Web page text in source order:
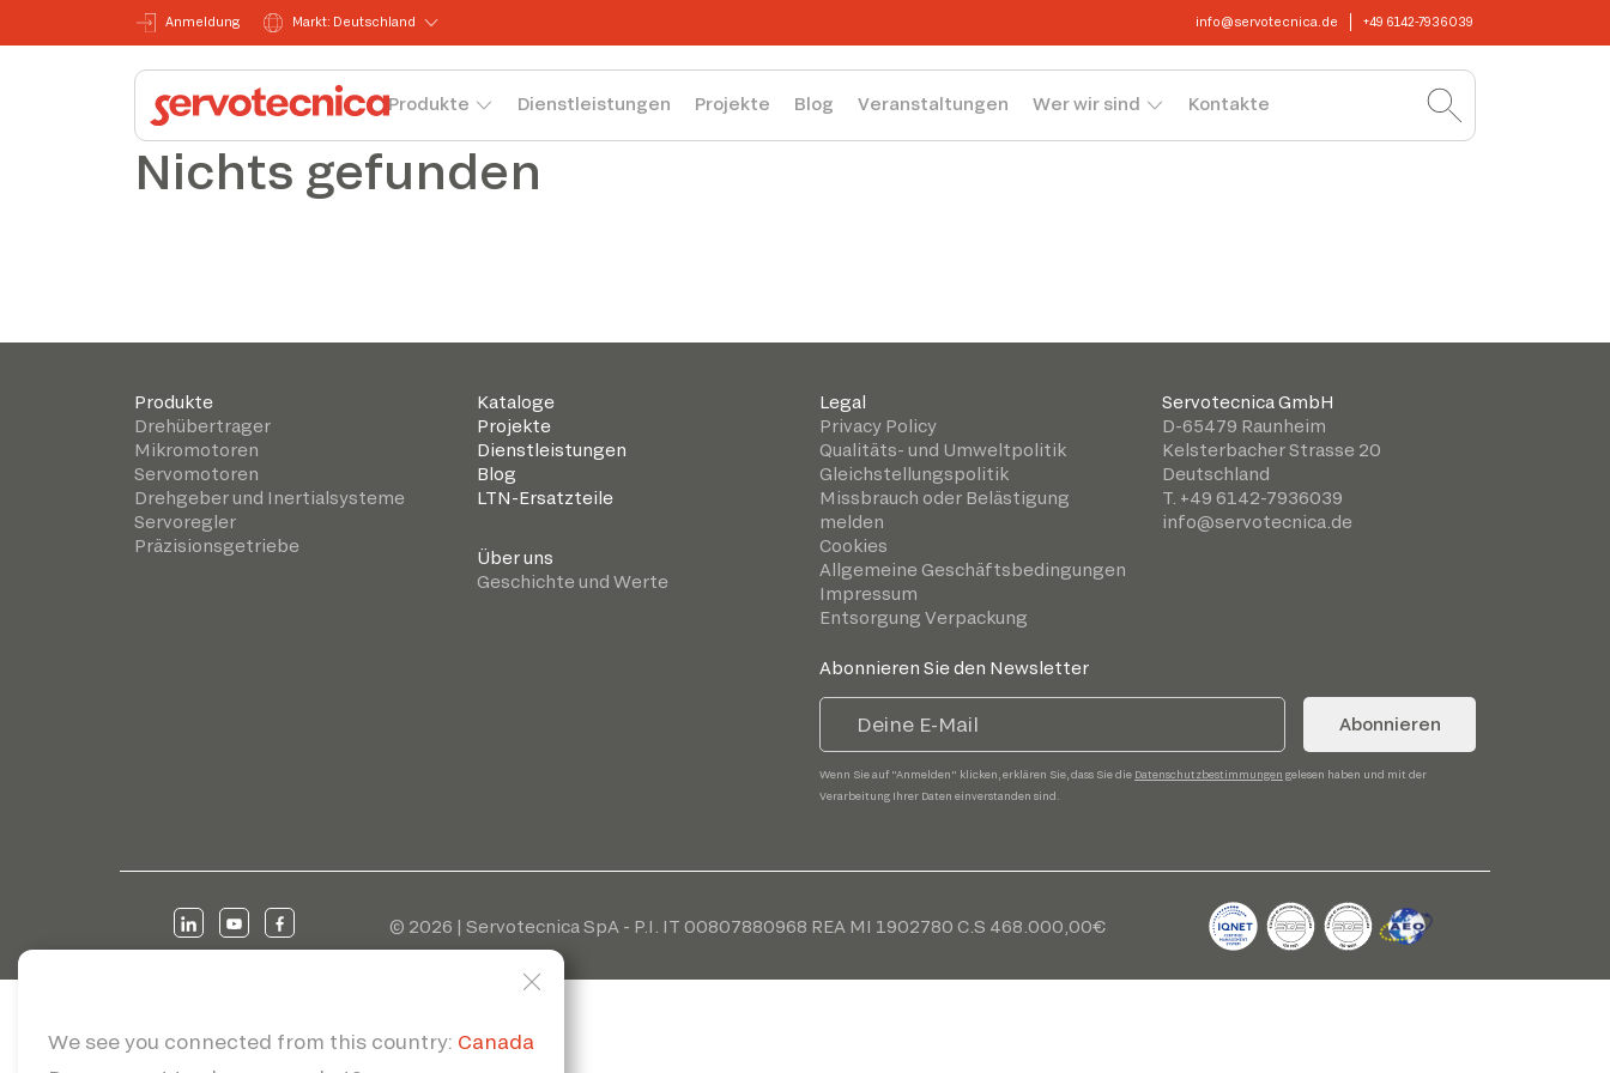
Anmeldung Markt: Deutschland info@servotecnica.de +49 6142-7936039
Produkte Dienstleistungen Projekte Blog Veranstaltungen Wer wir sind Kontakte
Nichts gefunden
Produkte
Drehübertrager
Mikromotoren
Servomotoren
Drehgeber und Inertialsysteme
Servoregler
Präzisionsgetriebe
Kataloge
Projekte
Dienstleistungen
Blog
LTN-Ersatzteile
Über uns
Geschichte und Werte
Legal
Privacy Policy
Qualitäts- und Umweltpolitik
Gleichstellungspolitik
Missbrauch oder Belästigung
melden
Cookies
Allgemeine Geschäftsbedingungen
Impressum
Entsorgung Verpackung
Servotecnica GmbH
D-65479 Raunheim
Kelsterbacher Strasse 20
Deutschland
T. +49 6142-7936039
info@servotecnica.de
Abonnieren Sie den Newsletter
Abonnieren
Wenn Sie auf "Anmelden" klicken, erklären Sie, dass Sie die Datenschutzbestimmungen gelesen haben und mit der
Verarbeitung Ihrer Daten einverstanden sind.
© 2026 | Servotecnica SpA - P.I. IT 00807880968 REA MI 1902780 C.S 468.000,00€